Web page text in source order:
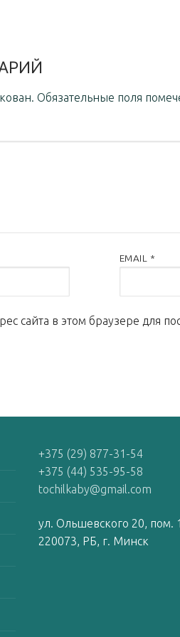
Обязательные поля
EMAIL *
сайта в этом браузере для
+375 (29) 877-31-54
+375 (44) 535-95-58
tochilkaby@gmail.com
ул. Ольшевского 20, пом.
220073, РБ, г. Минск